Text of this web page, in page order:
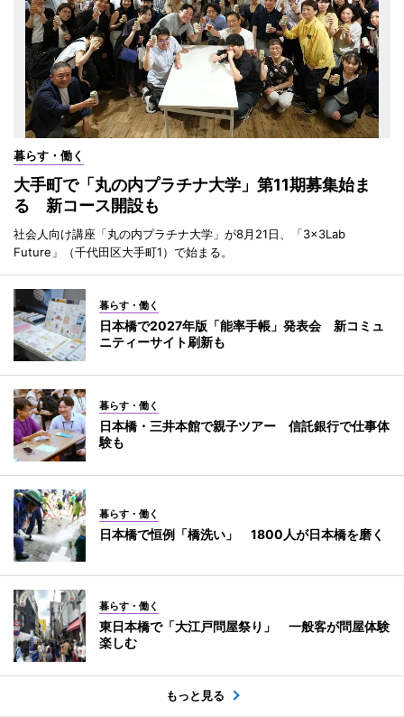
暮らす・働く
大手町で「丸の内プラチナ大学」第11期募集始ま
る 新コース開設も
社会人向け講座「丸の内プラチナ大学」が8月21日、「3×3Lab
Future」（千代田区大手町1）で始まる。
暮らす・働く
日本橋で2027年版「能率手帳」発表会 新コミュ
ニティーサイト刷新も
暮らす・働く
日本橋・三井本館で親子ツアー 信託銀行で仕事体
験も
暮らす・働く
日本橋で恒例「橋洗い」 1800人が日本橋を磨く
暮らす・働く
東日本橋で「大江戸問屋祭り」 一般客が問屋体験
楽しむ
もっと見る